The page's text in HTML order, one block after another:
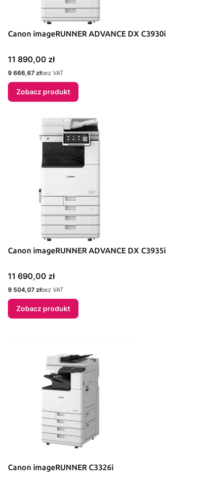
Canon imageRUNNER ADVANCE DX C3930i
Cena
11 890,00 zł
Cena
9 666,67 złbez VAT
Zobacz produkt
Canon imageRUNNER ADVANCE DX C3935i
Cena
11 690,00 zł
Cena
9 504,07 złbez VAT
Zobacz produkt
Canon imageRUNNER C3326i